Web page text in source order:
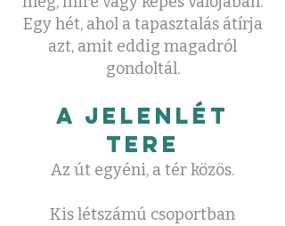
Egy hét, ahol a tapasztalás átírja
azt, amit eddig magadról
gondoltál.
A jelenlét
tere
Az út egyéni, a tér közös.
Kis létszámú csoportban